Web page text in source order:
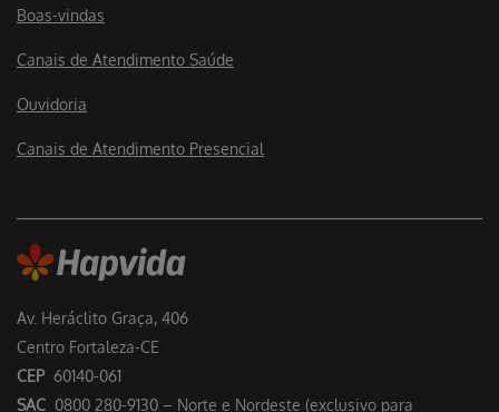
Av. Heráclito Graça, 406
Centro Fortaleza-CE
CEP 60140-061
SAC 0800 280-9130 – Norte e Nordeste (exclusivo para
Boas-vindas
Canais de Atendimento Saúde
Ouvidoria
Canais de Atendimento Presencial